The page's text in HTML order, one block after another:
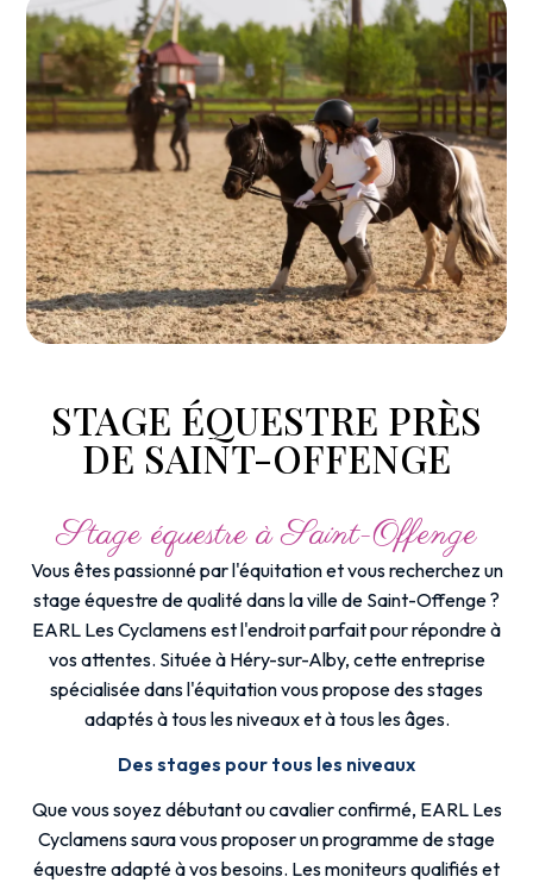
STAGE ÉQUESTRE PRÈS
DE SAINT-OFFENGE
Stage équestre à Saint-Offenge
Vous êtes passionné par l'équitation et vous recherchez un
stage équestre de qualité dans la ville de Saint-Offenge ?
EARL Les Cyclamens est l'endroit parfait pour répondre à
vos attentes. Située à Héry-sur-Alby, cette entreprise
spécialisée dans l'équitation vous propose des stages
adaptés à tous les niveaux et à tous les âges.
Des stages pour tous les niveaux
Que vous soyez débutant ou cavalier confirmé, EARL Les
Cyclamens saura vous proposer un programme de stage
équestre adapté à vos besoins. Les moniteurs qualifiés et